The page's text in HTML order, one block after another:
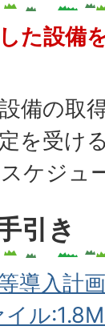
た設備
備の取
を受け
ケジュ
引き
導入計
ル